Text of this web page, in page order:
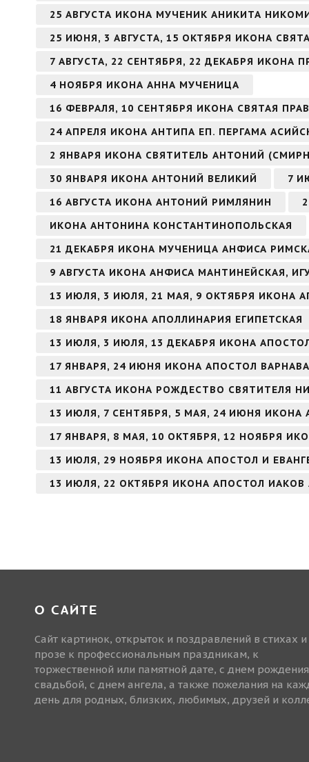
25 АВГУСТА ИКОНА МУЧЕНИК АНИКИТА
25 ИЮНЯ, 3 АВГУСТА, 15 ОКТЯБРЯ ИКОНА
7 АВГУСТА, 22 СЕНТЯБРЯ, 22 ДЕКАБРЯ
4 НОЯБРЯ ИКОНА АННА МУЧЕНИЦА
16 ФЕВРАЛЯ, 10 СЕНТЯБРЯ ИКОНА СВЯТАЯ
24 АПРЕЛЯ ИКОНА АНТИПА ЕП. ПЕРГАМА
2 ЯНВАРЯ ИКОНА СВЯТИТЕЛЬ АНТОНИЙ
30 ЯНВАРЯ ИКОНА АНТОНИЙ ВЕЛИКИЙ
7
16 АВГУСТА ИКОНА АНТОНИЙ РИМЛЯНИН
ИКОНА АНТОНИНА КОНСТАНТИНОПОЛЬСКАЯ
21 ДЕКАБРЯ ИКОНА МУЧЕНИЦА АНФИСА
9 АВГУСТА ИКОНА АНФИСА МАНТИНЕЙСКАЯ,
13 ИЮЛЯ, 3 ИЮЛЯ, 21 МАЯ, 9 ОКТЯБРЯ ИКОНА
18 ЯНВАРЯ ИКОНА АПОЛЛИНАРИЯ ЕГИПЕТСКАЯ
13 ИЮЛЯ, 3 ИЮЛЯ, 13 ДЕКАБРЯ ИКОНА
17 ЯНВАРЯ, 24 ИЮНЯ ИКОНА АПОСТОЛ ВАРНАВА
11 АВГУСТА ИКОНА РОЖДЕСТВО СВЯТИТЕЛЯ
13 ИЮЛЯ, 7 СЕНТЯБРЯ, 5 МАЯ, 24 ИЮНЯ
17 ЯНВАРЯ, 8 МАЯ, 10 ОКТЯБРЯ, 12 НОЯБРЯ
13 ИЮЛЯ, 29 НОЯБРЯ ИКОНА АПОСТОЛ И
13 ИЮЛЯ, 22 ОКТЯБРЯ ИКОНА АПОСТОЛ ИАКОВ
О САЙТЕ
Сайт картинок, открыток и поздравлений в стихах и
прозе к профессиональным праздникам, к
торжественной или памятной дате, с днем
свадьбой, с днем ангела, а также пожелания на
день для родных, близких, любимых, друзей и